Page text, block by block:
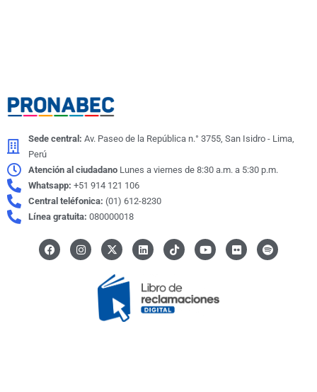
Sede central: Av. Paseo de la República n.° 3755, San Isidro - Lima,
Perú
Atención al ciudadano Lunes a viernes de 8:30 a.m. a 5:30 p.m.
Whatsapp: +51 914 121 106
Central teléfonica: (01) 612-8230
Línea gratuita: 080000018
F
a
c
I
n
s
X
-
t
w
i
t
t
e
L
i
n
e
d
i
n
I
c
o
-
t
i
k
Y
o
u
b
e
F
l
i
S
p
o